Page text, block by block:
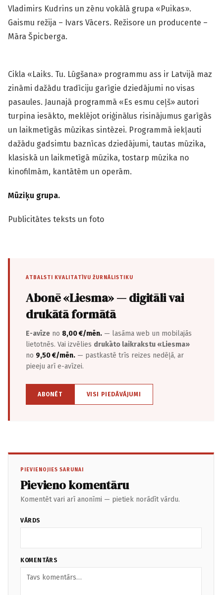
Vladimirs Kudrins un zēnu vokālā grupa «Puikas».
Gaismu režija – Ivars Vācers. Režisore un producente –
Māra Špicberga.
Cikla «Laiks. Tu. Lūgšana» programmu ass ir Latvijā maz
zināmi dažādu tradīciju garīgie dziedājumi no visas
pasaules. Jaunajā programmā «Es esmu ceļš» autori
turpina iesākto, meklējot oriģinālus risinājumus garīgās
un laikmetīgās mūzikas sintēzei. Programmā iekļauti
dažādu gadsimtu baznīcas dziedājumi, tautas mūzika,
klasiskā un laikmetīgā mūzika, tostarp mūzika no
kinofilmām, kantātēm un operām.
Mūziķu grupa.
Publicitātes teksts un foto
ATBALSTI KVALITATĪVU ŽURNĀLISTIKU
Abonē «Liesma» — digitāli vai
drukātā formātā
E-avīze no 8,00 €/mēn. — lasāma web un mobilajās
lietotnēs. Vai izvēlies drukāto laikrakstu «Liesma»
no 9,50 €/mēn. — pastkastē trīs reizes nedēļā, ar
pieeju arī e-avīzei.
ABONĒT VISI PIEDĀVĀJUMI
PIEVIENOJIES SARUNAI
Pievieno komentāru
Komentēt vari arī anonīmi — pietiek norādīt vārdu.
VĀRDS
KOMENTĀRS